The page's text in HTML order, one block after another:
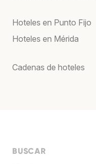
Hoteles en Punto Fijo
Hoteles en Mérida
Cadenas de hoteles
BUSCAR